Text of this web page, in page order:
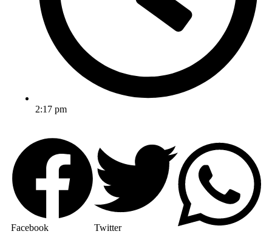
2:17 pm
Facebook
Twitter